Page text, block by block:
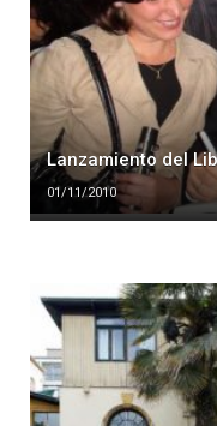
Lanzamiento del
01/11/2010